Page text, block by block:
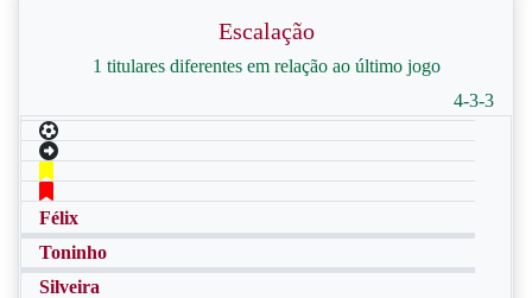
Escalação
1 titulares diferentes em relação ao último jogo
4-3-3
Félix
Toninho
Silveira